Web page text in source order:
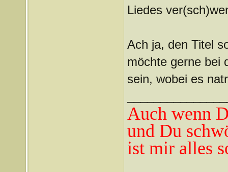
Liedes
Ach ja, den Titel
möchte gerne bei
sein, wobei es
Auch wenn
und Du
ist mir alles